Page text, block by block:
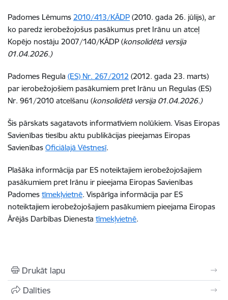
Padomes Lēmums 2010/413/KĀDP (2010. gada 26. jūlijs), ar
ko paredz ierobežojošus pasākumus pret Irānu un atceļ
Kopējo nostāju 2007/140/KĀDP (konsolidētā versija
01.04.2026.)
Padomes Regula (ES) Nr. 267/2012 (2012. gada 23. marts)
par ierobežojošiem pasākumiem pret Irānu un Regulas (ES)
Nr. 961/2010 atcelšanu (konsolidētā versija 01.04.2026.)
Šis pārskats sagatavots informatīviem nolūkiem. Visas Eiropas
Savienības tiesību aktu publikācijas pieejamas Eiropas
Savienības Oficiālajā Vēstnesī.
Plašāka informācija par ES noteiktajiem ierobežojošajiem
pasākumiem pret Irānu ir pieejama Eiropas Savienības
Padomes tīmekļvietnē. Vispārīga informācija par ES
noteiktajiem ierobežojošajiem pasākumiem pieejama Eiropas
Ārējās Darbības Dienesta tīmekļvietnē.
Drukāt lapu
Dalīties